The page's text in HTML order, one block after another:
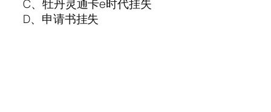
C、牡丹灵通卡e时代挂失
D、申请书挂失